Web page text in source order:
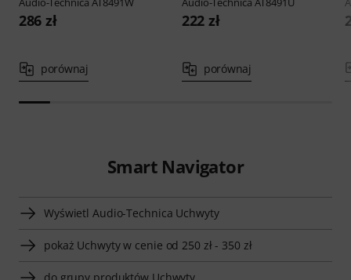
286 zł
porównaj
222 zł
porównaj
Smart Navigator
Wyświetl Audio-Technica Uchwyty
pokaż Uchwyty w cenie od 250 zł - 350 zł